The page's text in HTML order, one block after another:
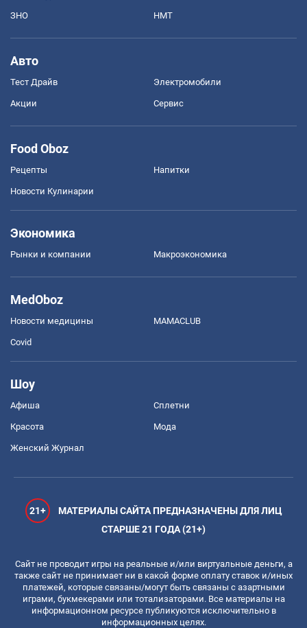
ЗНО НМТ
Авто
Тест Драйв Электромобили
Акции Сервис
Food Oboz
Рецепты Напитки
Новости Кулинарии
Экономика
Рынки и компании Mакроэкономика
MedOboz
Новости медицины MAMACLUB
Covid
Шоу
Афиша Сплетни
Красота Мода
Женский Журнал
21+
МАТЕРИАЛЫ САЙТА ПРЕДНАЗНАЧЕНЫ ДЛЯ ЛИЦ
СТАРШЕ 21 ГОДА (21+)
Сайт не проводит игры на реальные и/или виртуальные деньги, а
также сайт не принимает ни в какой форме оплату ставок и/иных
платежей, которые связаны/могут быть связаны с азартными
играми, букмекерами или тотализаторами. Все материалы на
информационном ресурсе публикуются исключительно в
информационных целях.